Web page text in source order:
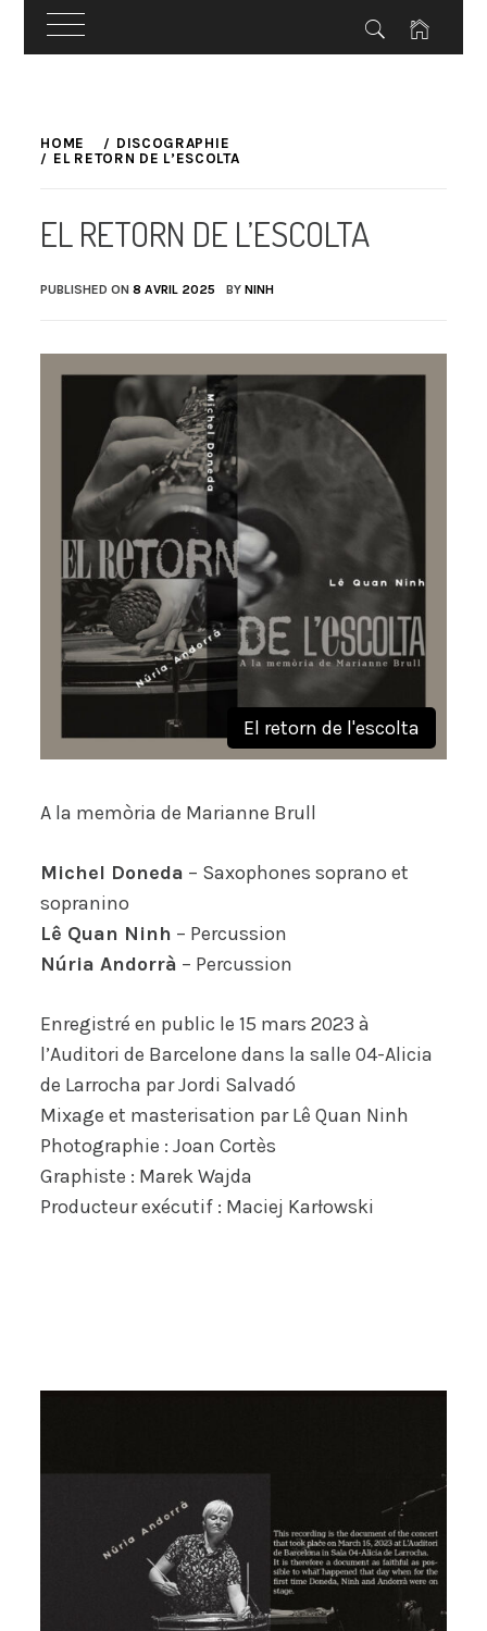
to
content
HOME
DISCOGRAPHIE
EL RETORN DE L’ESCOLTA
EL RETORN DE L’ESCOLTA
PUBLISHED ON8 AVRIL 2025 BYNINH
El retorn de l'escolta
A la memòria de Marianne Brull
Michel Doneda – Saxophones soprano et
sopranino
Lê Quan Ninh – Percussion
Núria Andorrà – Percussion
Enregistré en public le 15 mars 2023 à
l’Auditori de Barcelone dans la salle 04-Alicia
de Larrocha par Jordi Salvadó
Mixage et masterisation par Lê Quan Ninh
Photographie : Joan Cortès
Graphiste : Marek Wajda
Producteur exécutif : Maciej Karłowski